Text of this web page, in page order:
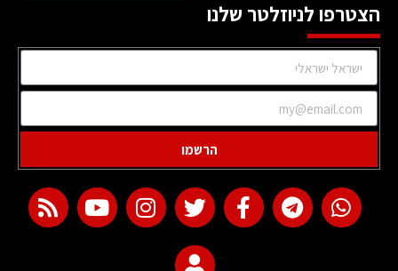
הצטרפו לניוזלטר שלנו
הרשמו